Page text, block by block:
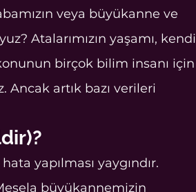
veya büyükanne ve
Atalarımızın yaşamı, kendi
birçok bilim insanı için
Ancak artık bazı verileri
yapılması yaygındır.
büyükannemizin